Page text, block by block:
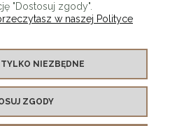
"Dostosuj zgody".
w naszej Polityce
NIEZBĘDNE
ZGODY